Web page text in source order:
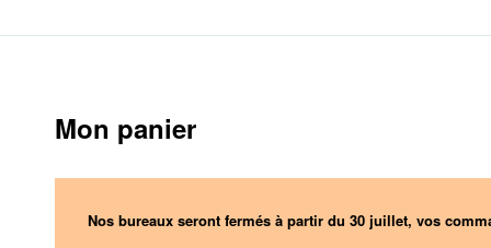
Mon panier
Nos bureaux seront fermés à partir du 30 juillet, vos